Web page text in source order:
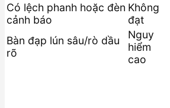
Có lệch phanh hoặc đèn
cảnh báo
Không
đạt
Bàn đạp lún sâu/rò dầu
rõ
Nguy
hiểm
cao